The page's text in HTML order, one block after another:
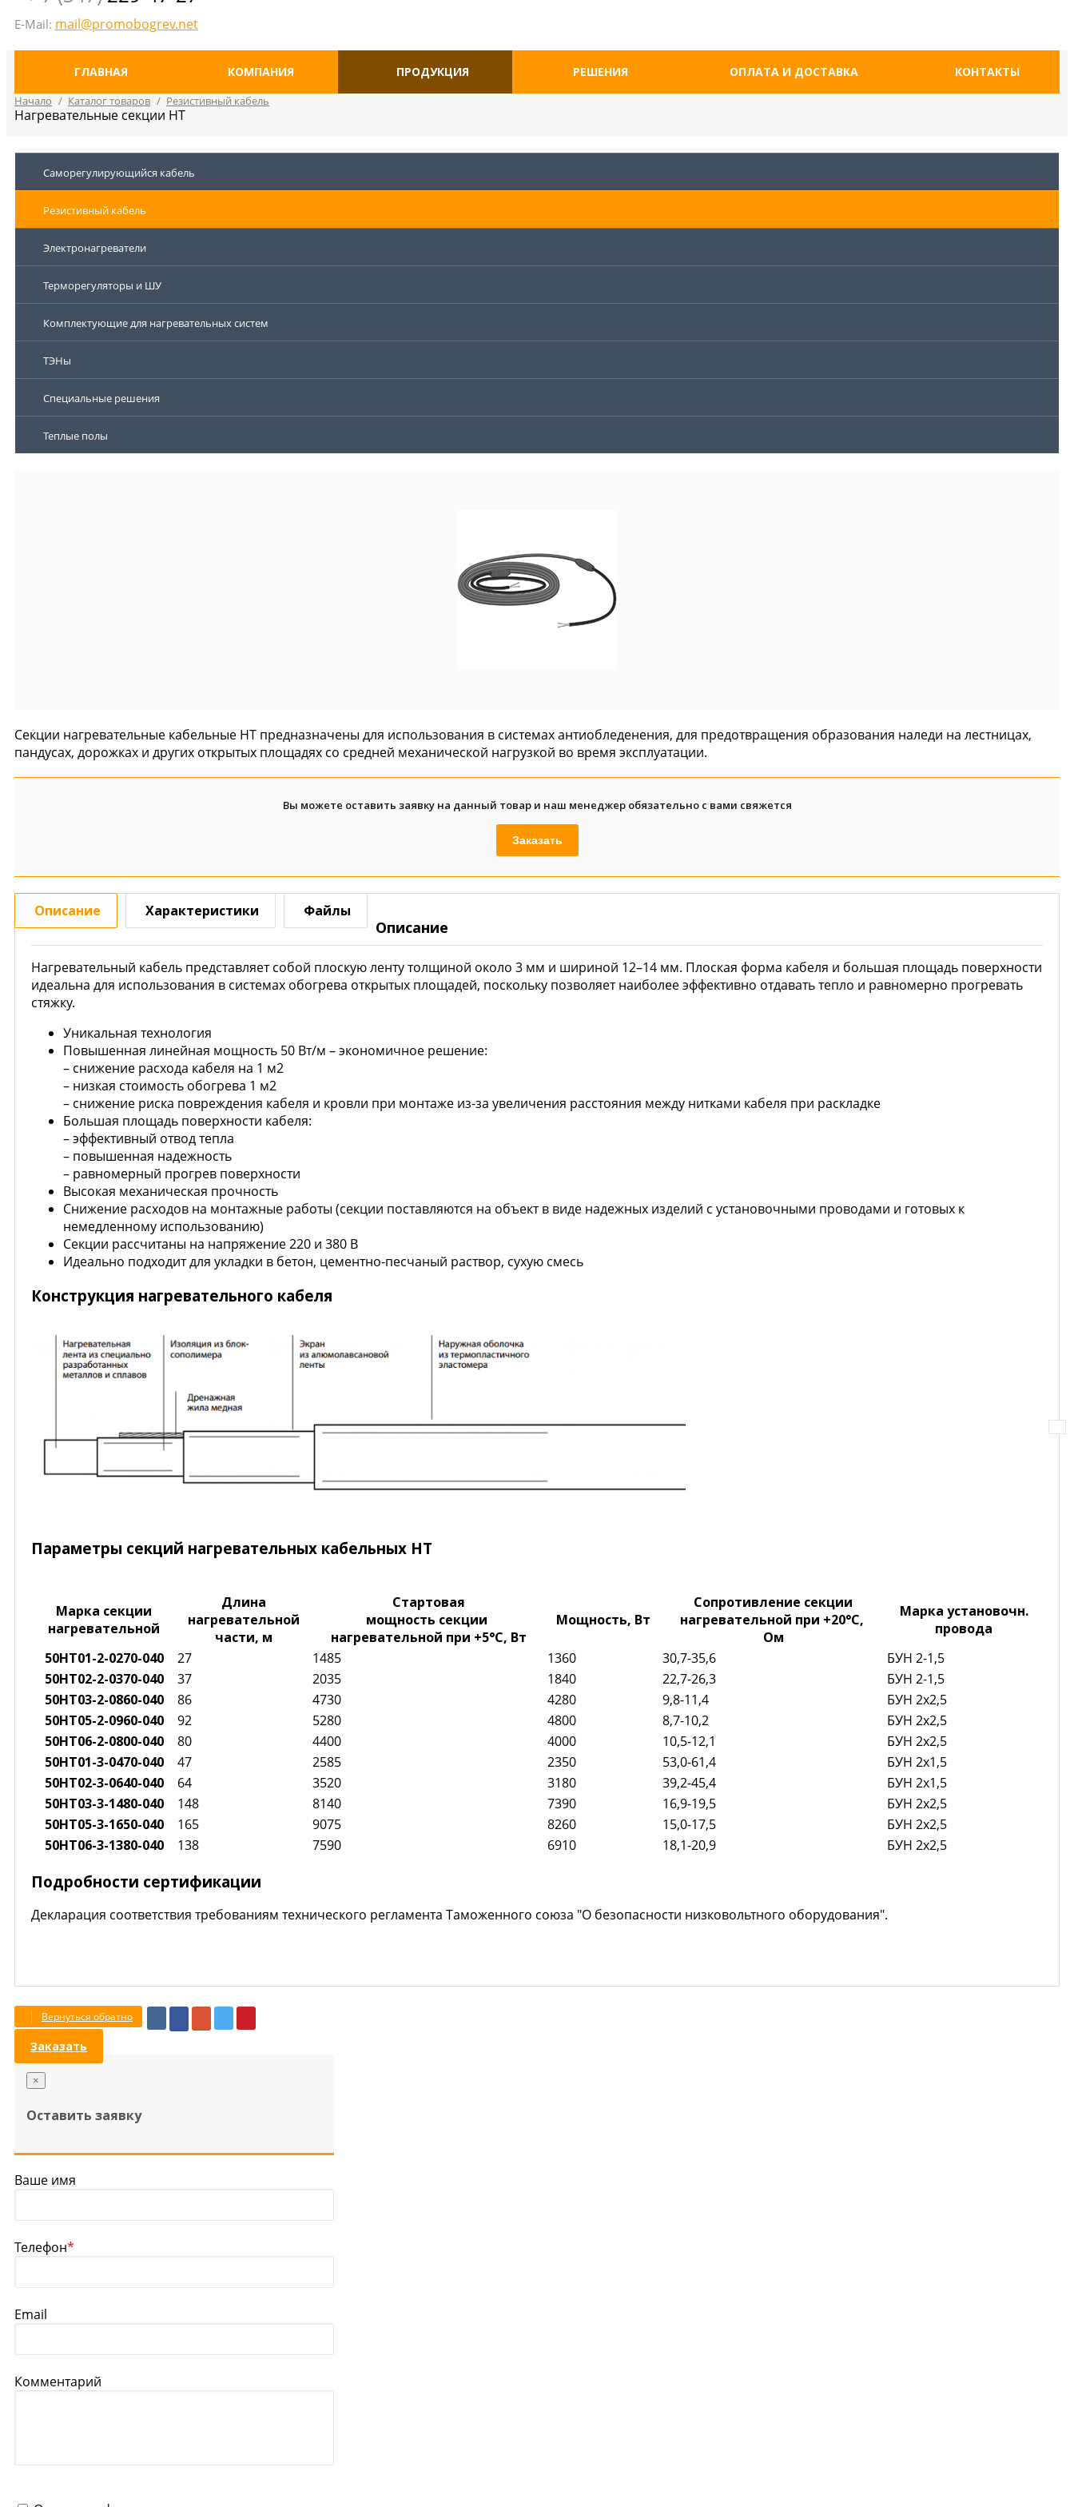
E-Mail: mail@promobogrev.net
ГЛАВНАЯ КОМПАНИЯ ПРОДУКЦИЯ РЕШЕНИЯ ОПЛАТА И ДОСТАВКА КОНТАКТЫ
Начало / Каталог товаров / Резистивный кабель
Нагревательные секции HТ
Саморегулирующийся кабель
Резистивный кабель
Электронагреватели
Терморегуляторы и ШУ
Комплектующие для нагревательных систем
ТЭНы
Специальные решения
Теплые полы
Секции нагревательные кабельные НТ предназначены для использования в системах антиобледенения, для предотвращения образования наледи на лестницах,
пандусах, дорожках и других открытых площадях со средней механической нагрузкой во время эксплуатации.
Вы можете оставить заявку на данный товар и наш менеджер обязательно с вами свяжется
Заказать
Описание Характеристики Файлы
Описание
Нагревательный кабель представляет собой плоскую ленту толщиной около 3 мм и шириной 12–14 мм. Плоская форма кабеля и большая площадь поверхности
идеальна для использования в системах обогрева открытых площадей, поскольку позволяет наиболее эффективно отдавать тепло и равномерно прогревать
стяжку.
Уникальная технология
Повышенная линейная мощность 50 Вт/м – экономичное решение:
– снижение расхода кабеля на 1 м2
– низкая стоимость обогрева 1 м2
– снижение риска повреждения кабеля и кровли при монтаже из-за увеличения расстояния между нитками кабеля при раскладке
Большая площадь поверхности кабеля:
– эффективный отвод тепла
– повышенная надежность
– равномерный прогрев поверхности
Высокая механическая прочность
Снижение расходов на монтажные работы (секции поставляются на объект в виде надежных изделий с установочными проводами и готовых к
немедленному использованию)
Секции рассчитаны на напряжение 220 и 380 В
Идеально подходит для укладки в бетон, цементно-песчаный раствор, сухую смесь
Конструкция нагревательного кабеля
Параметры секций нагревательных кабельных НТ
Марка секции
нагревательной
Длина
нагревательной
части, м
Стартовая
мощность секции
нагревательной при +5°C, Вт
Мощность, Вт
Сопротивление секции
нагревательной при +20°C,
Ом
Марка установочн.
провода
50НТ01-2-0270-040
27 1485 1360 30,7-35,6
БУН 2-1,5
50НТ02-2-0370-040
37 2035 1840 22,7-26,3
БУН 2-1,5
50НТ03-2-0860-040
86 4730 4280 9,8-11,4
БУН 2x2,5
50НТ05-2-0960-040
92 5280 4800 8,7-10,2
БУН 2x2,5
50НТ06-2-0800-040
80 4400 4000 10,5-12,1
БУН 2x2,5
50НТ01-3-0470-040
47 2585 2350 53,0-61,4
БУН 2x1,5
50НТ02-3-0640-040
64 3520 3180 39,2-45,4
БУН 2x1,5
50НТ03-3-1480-040
148 8140 7390 16,9-19,5
БУН 2x2,5
50НТ05-3-1650-040
165 9075 8260 15,0-17,5
БУН 2x2,5
50НТ06-3-1380-040
138 7590 6910 18,1-20,9 БУН 2x2,5
Подробности сертификации
Декларация соответствия требованиям технического регламента Таможенного союза "О безопасности низковольтного оборудования".
Вернуться обратно
Заказать
×
Оставить заявку
Ваше имя
Телефон*
Email
Комментарий